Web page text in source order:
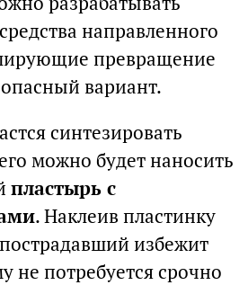
направленного
превращение
вариант.
синтезировать
можно будет наносить
пластырь с
. Наклеив пластинку
избежит
не потребуется срочно